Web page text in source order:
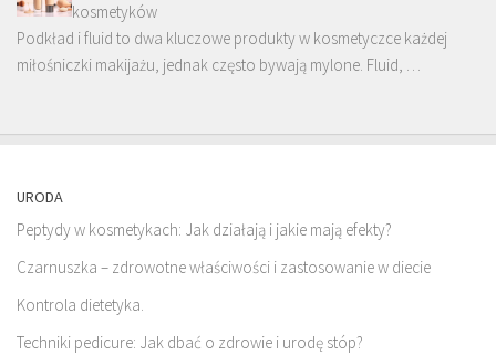
kosmetyków
Podkład i fluid to dwa kluczowe produkty w kosmetyczce każdej
miłośniczki makijażu, jednak często bywają mylone. Fluid, …
URODA
Peptydy w kosmetykach: Jak działają i jakie mają efekty?
Czarnuszka – zdrowotne właściwości i zastosowanie w diecie
Kontrola dietetyka.
Techniki pedicure: Jak dbać o zdrowie i urodę stóp?